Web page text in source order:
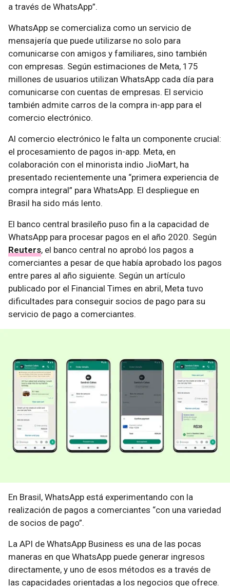
a través de WhatsApp”.
WhatsApp se comercializa como un servicio de
mensajería que puede utilizarse no solo para
comunicarse con amigos y familiares, sino también
con empresas. Según estimaciones de Meta, 175
millones de usuarios utilizan WhatsApp cada día para
comunicarse con cuentas de empresas. El servicio
también admite carros de la compra in-app para el
comercio electrónico.
Al comercio electrónico le falta un componente crucial:
el procesamiento de pagos in-app. Meta, en
colaboración con el minorista indio JioMart, ha
presentado recientemente una “primera experiencia de
compra integral” para WhatsApp. El despliegue en
Brasil ha sido más lento.
El banco central brasileño puso fin a la capacidad de
WhatsApp para procesar pagos en el año 2020. Según
Reuters, el banco central no aprobó los pagos a
comerciantes a pesar de que había aprobado los pagos
entre pares al año siguiente. Según un artículo
publicado por el Financial Times en abril, Meta tuvo
dificultades para conseguir socios de pago para su
servicio de pago a comerciantes.
En Brasil, WhatsApp está experimentando con la
realización de pagos a comerciantes “con una variedad
de socios de pago”.
La API de WhatsApp Business es una de las pocas
maneras en que WhatsApp puede generar ingresos
directamente, y uno de esos métodos es a través de
las capacidades orientadas a los negocios que ofrece.